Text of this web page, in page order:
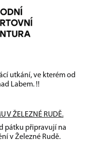
utkání, ve kterém od
Labem. !!
V ŽELEZNÉ RUDĚ.
pátku připravují na
v Železné Rudě.